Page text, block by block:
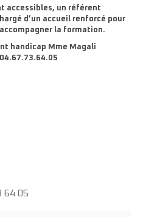
accessibles, un référent
d’un accueil renforcé pour
la formation.
handicap Mme Magali
04.67.73.64.05
64 05